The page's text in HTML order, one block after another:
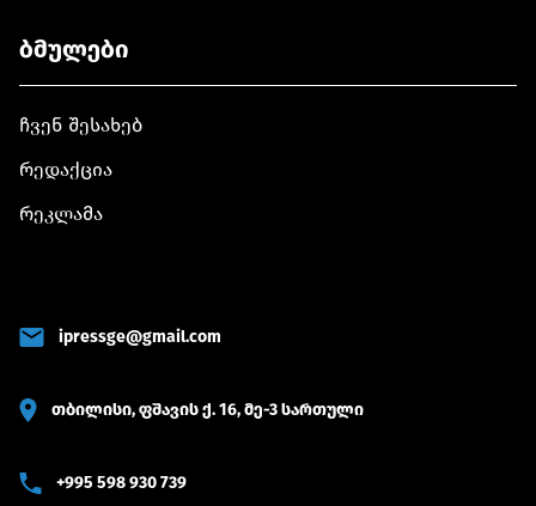
ბმულები
ჩვენ შესახებ
რედაქცია
რეკლამა
ipressge@gmail.com
თბილისი, ფშავის ქ. 16, მე-3 სართული
+995 598 930 739